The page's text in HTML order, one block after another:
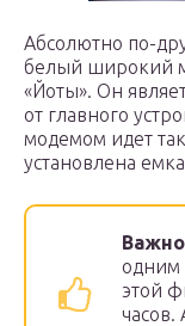
Абсолютно по-
белый широкий
«Йоты». Он
от главного
модемом идет
установлена
одним
этой
часов.